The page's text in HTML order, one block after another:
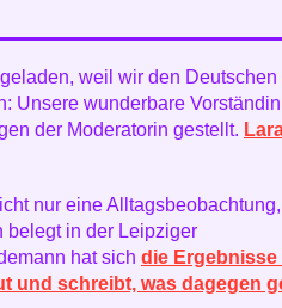
weil wir den Deutschen
Unsere wunderbare
der Moderatorin gestellt.
nur eine Alltagsbeobachtung,
belegt in der Leipziger
hat sich die Ergebnisse
und schreibt, was dagegen